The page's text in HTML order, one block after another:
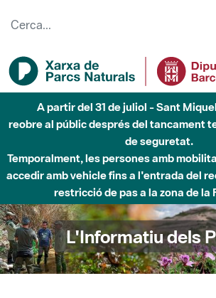
A partir del 31 de juliol - Sant
reobre al públic després del tancament
de seguretat.
Temporalment, les persones amb
accedir amb vehicle fins a l'entrada del
restricció de pas a la zona de la
L'Informatiu dels